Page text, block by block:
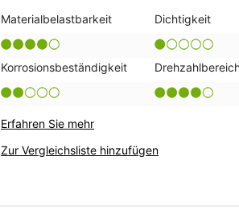
Materialbelastbarkeit
Dichtigkeit
Korrosionsbeständigkeit
Erfahren Sie mehr
Zur Vergleichsliste hinzufügen